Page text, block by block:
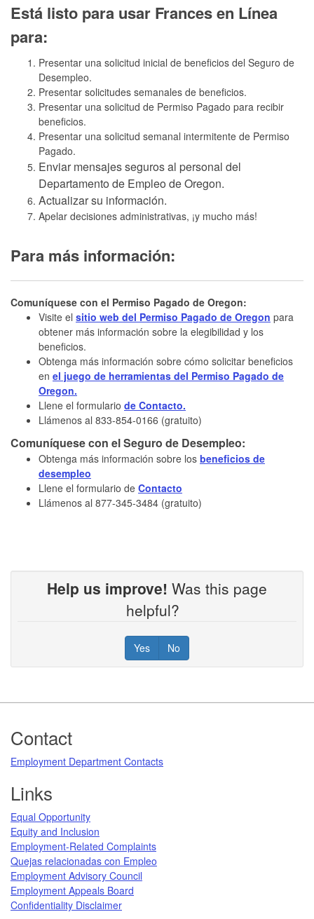
Está listo para usar Frances en Línea
para:
Presentar una solicitud inicial de beneficios del Seguro de
Desempleo.
Presentar solicitudes semanales de beneficios.
Presentar una solicitud de Permiso Pagado para recibir
beneficios.
Presentar una solicitud semanal intermitente de Permiso
Pagado.
Enviar mensajes seguros al personal del
Departamento de Empleo de Oregon.
Actualizar su información.
Apelar decisiones administrativas, ¡y mucho más!
Para más información:
​​​​​​​​​​​​​Comuníquese con el Permiso Pagado de Oregon:
Visite el sitio web del Permiso Pagado de Oregon​ para
obtener más información sobre la elegibilidad y los
beneficios.
Obtenga más información sobre cómo solicitar beneficios
en el juego de herramientas del Permiso Pagado de
Oregon.
Llene el formulario de Contacto.​
Llámenos al 833-854-0166 (gratuito)​
​​​​​Comuníquese con el Seguro de Desempleo:
Obtenga más información sobre los beneficios de
desempleo​
Llene el formulario de Contacto​
Llámenos al ​877-345-3484 (gratuito) ​​
Help us improve! Was this page
helpful?
Yes No
Footer
Contact
Employment Department Contacts
Links
Equal Opportunity
Equity and Inclusion
Employment-Related Complaints
Quejas relacionadas con Empleo
Employment Advisory Council
Employment Appeals Board
Confidentiality Disclaimer